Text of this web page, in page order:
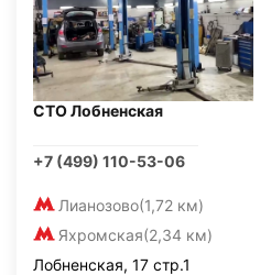
СТО Лобненская
+7 (499) 110-53-06
Лианозово(1,72 км)
Яхромская(2,34 км)
Лобненская, 17 стр.1